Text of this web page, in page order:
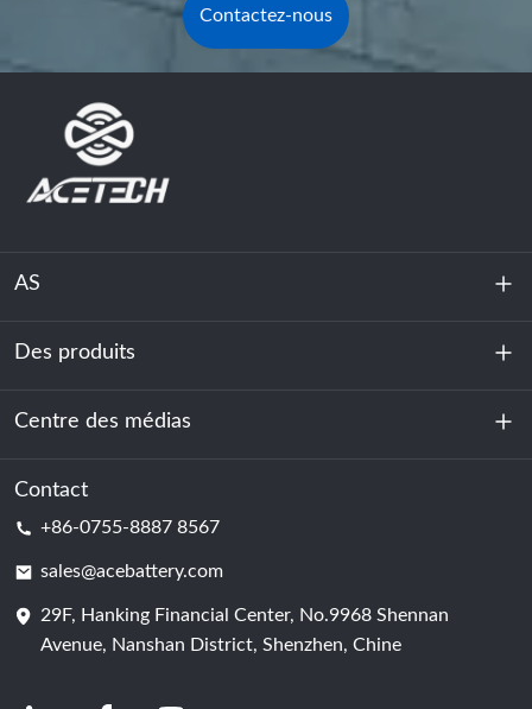
Contactez-nous
AS
À propos de nous
Durabilité
Des produits
Stockage d'énergie
Centre de données et salle des serveurs
Cellule de batterie
Centre des médias
Nouvelles
Contact
+86-0755-8887 8567
sales@acebattery.com
29F, Hanking Financial Center, No.9968 Shennan
Avenue, Nanshan District, Shenzhen, Chine